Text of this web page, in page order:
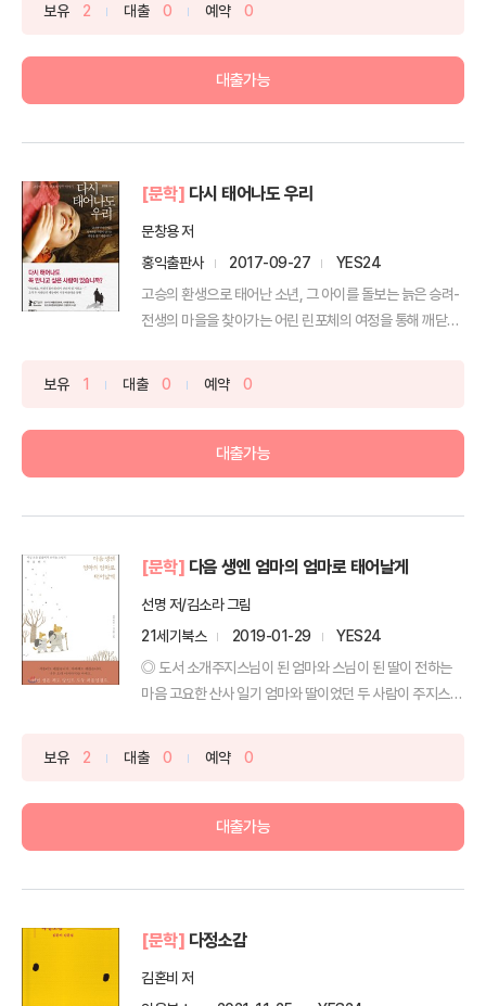
보유 2 대출 0 예약 0
대출가능
[문학] 다시 태어나도 우리
문창용 저
홍익출판사
2017-09-27
YES24
고승의 환생으로 태어난 소년, 그 아이를 돌보는 늙은 승려-
전생의 마을을 찾아가는 어린 린포체의 여정을 통해 깨닫는
보유 1 대출 0 예약 0
대출가능
[문학] 다음 생엔 엄마의 엄마로 태어날게
선명 저/김소라 그림
21세기북스
2019-01-29
YES24
◎ 도서 소개주지스님이 된 엄마와 스님이 된 딸이 전하는
마음 고요한 산사 일기 엄마와 딸이었던 두 사람이 주지스
보유 2 대출 0 예약 0
대출가능
[문학] 다정소감
김혼비 저